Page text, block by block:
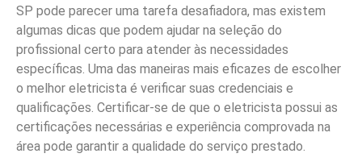
SP pode parecer uma tarefa desafiadora, mas existem
algumas dicas que podem ajudar na seleção do
profissional certo para atender às necessidades
específicas. Uma das maneiras mais eficazes de escolher
o melhor eletricista é verificar suas credenciais e
qualificações. Certificar-se de que o eletricista possui as
certificações necessárias e experiência comprovada na
área pode garantir a qualidade do serviço prestado.